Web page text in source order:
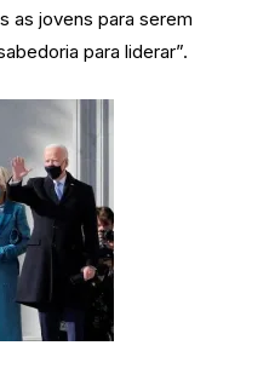
as jovens para serem
para liderar”.